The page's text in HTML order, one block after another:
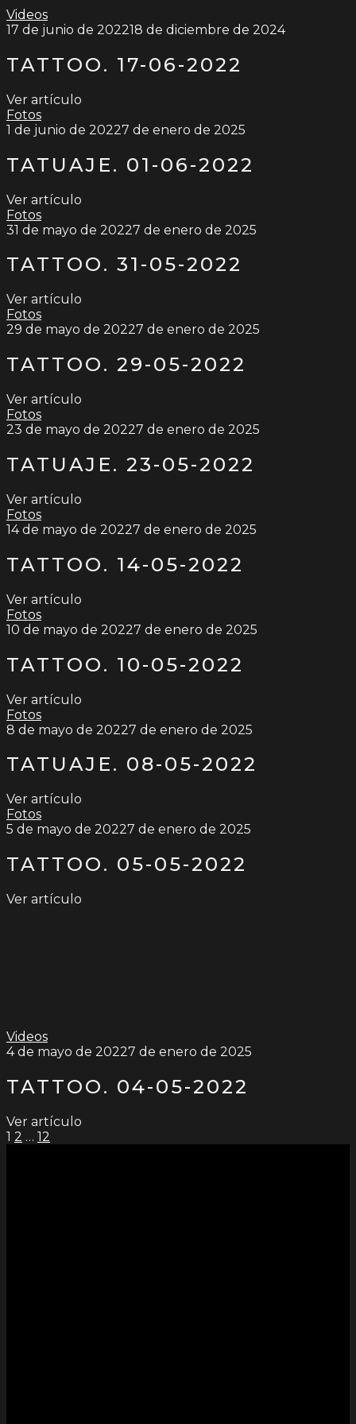
Videos
17 de junio de 202218 de diciembre de 2024
TATTOO. 17-06-2022
Ver artículo
Fotos
1 de junio de 20227 de enero de 2025
TATUAJE. 01-06-2022
Ver artículo
Fotos
31 de mayo de 20227 de enero de 2025
TATTOO. 31-05-2022
Ver artículo
Fotos
29 de mayo de 20227 de enero de 2025
TATTOO. 29-05-2022
Ver artículo
Fotos
23 de mayo de 20227 de enero de 2025
TATUAJE. 23-05-2022
Ver artículo
Fotos
14 de mayo de 20227 de enero de 2025
TATTOO. 14-05-2022
Ver artículo
Fotos
10 de mayo de 20227 de enero de 2025
TATTOO. 10-05-2022
Ver artículo
Fotos
8 de mayo de 20227 de enero de 2025
TATUAJE. 08-05-2022
Ver artículo
Fotos
5 de mayo de 20227 de enero de 2025
TATTOO. 05-05-2022
Ver artículo
Videos
4 de mayo de 20227 de enero de 2025
TATTOO. 04-05-2022
Ver artículo
PAGINACIÓN
1 2 … 12